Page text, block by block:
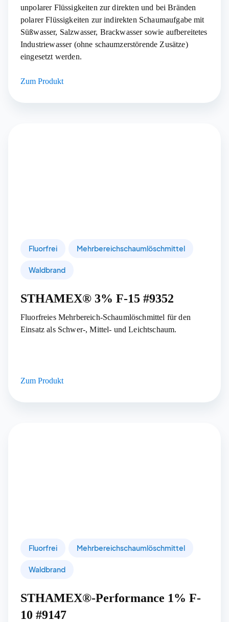
unpolarer Flüssigkeiten zur direkten und bei Bränden
polarer Flüssigkeiten zur indirekten Schaumaufgabe mit
Süßwasser, Salzwasser, Brackwasser sowie aufbereitetes
Industriewasser (ohne schaumzerstörende Zusätze)
eingesetzt werden.
Zum Produkt
Fluorfrei Mehrbereichschaumlöschmittel
Waldbrand
STHAMEX® 3% F-15 #9352
Fluorfreies Mehrbereich-Schaumlöschmittel für den
Einsatz als Schwer-, Mittel- und Leichtschaum.
Zum Produkt
Fluorfrei Mehrbereichschaumlöschmittel
Waldbrand
STHAMEX®-Performance 1% F-
10 #9147